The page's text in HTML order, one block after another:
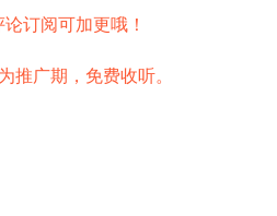
订阅可加更哦！
推广期，免费收听。